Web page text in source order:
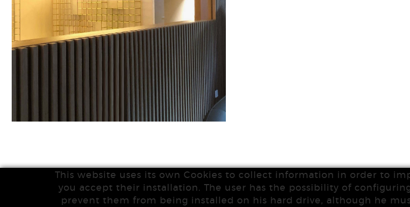
This website uses its own Cookies to collect information in order to
you accept their installation. The user has the possibility of
prevent them from being installed on his hard drive, although he